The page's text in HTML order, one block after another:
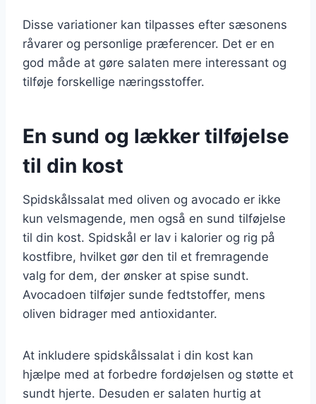
Disse variationer kan tilpasses efter sæsonens
råvarer og personlige præferencer. Det er en
god måde at gøre salaten mere interessant og
tilføje forskellige næringsstoffer.
En sund og lækker tilføjelse
til din kost
Spidskålssalat med oliven og avocado er ikke
kun velsmagende, men også en sund tilføjelse
til din kost. Spidskål er lav i kalorier og rig på
kostfibre, hvilket gør den til et fremragende
valg for dem, der ønsker at spise sundt.
Avocadoen tilføjer sunde fedtstoffer, mens
oliven bidrager med antioxidanter.
At inkludere spidskålssalat i din kost kan
hjælpe med at forbedre fordøjelsen og støtte et
sundt hjerte. Desuden er salaten hurtig at